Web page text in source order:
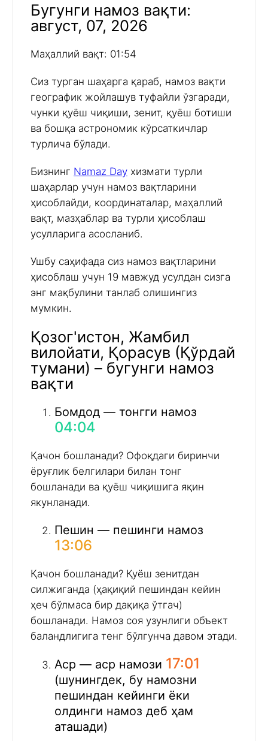
Бугунги намоз вақти:
август, 07, 2026
Маҳаллий вақт: 01:54
Сиз турган шаҳарга қараб, намоз вақти
географик жойлашув туфайли ўзгаради,
чунки қуёш чиқиши, зенит, қуёш ботиши
ва бошқа астрономик кўрсаткичлар
турлича бўлади.
Бизнинг Namaz Day хизмати турли
шаҳарлар учун намоз вақтларини
ҳисоблайди, координаталар, маҳаллий
вақт, мазҳаблар ва турли ҳисоблаш
усулларига асосланиб.
Ушбу саҳифада сиз намоз вақтларини
ҳисоблаш учун 19 мавжуд усулдан сизга
энг мақбулини танлаб олишингиз
мумкин.
Қозог'истон, Жамбил
вилойати, Қорасув (Қўрдай
тумани) – бугунги намоз
вақти
Бомдод — тонгги намоз
04:04
Қачон бошланади? Офоқдаги биринчи
ёруғлик белгилари билан тонг
бошланади ва қуёш чиқишига яқин
якунланади.
Пешин — пешинги намоз
13:06
Қачон бошланади? Қуёш зенитдан
силжиганда (ҳақиқий пешиндан кейин
ҳеч бўлмаса бир дақиқа ўтгач)
бошланади. Намоз соя узунлиги объект
баландлигига тенг бўлгунча давом этади.
Аср — аср намози 17:01
(шунингдек, бу намозни
пешиндан кейинги ёки
олдинги намоз деб ҳам
аташади)